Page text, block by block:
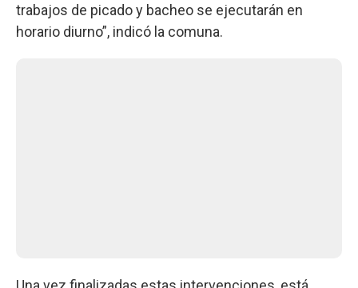
trabajos de picado y bacheo se ejecutarán en
horario diurno”, indicó la comuna.